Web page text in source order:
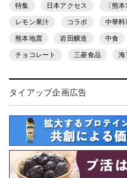
特集 日本アクセス 〔熊
レモン果汁 コラボ 中華料
熊本地震 岩田醸造 中食
チョコレート 三菱食品 海
タイアップ企画広告